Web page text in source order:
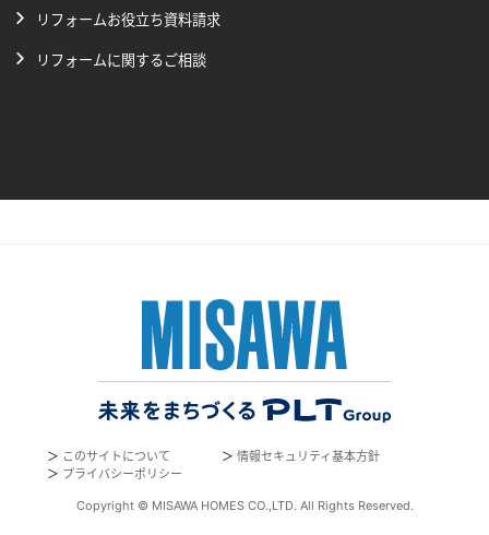
リフォームお役立ち資料請求
リフォームに関するご相談
＞ このサイトについて ＞情報セキュリティ基本方針
＞ プライバシーポリシー
Copyright © MISAWA HOMES CO.,LTD. All Rights Reserved.